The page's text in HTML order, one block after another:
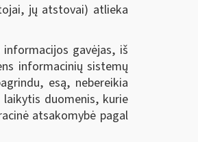
jų atstovai) atlieka
gavėjas, iš
informacinių sistemų
esą, nebereikia
duomenis, kurie
atsakomybė pagal